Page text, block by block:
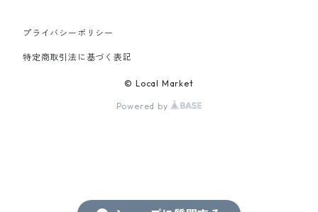
PANTS
プライバシーポリシー
特定商取引法に基づく表記
© Local Market
Powered by